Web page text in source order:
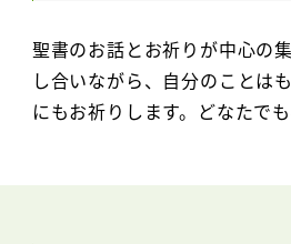
聖書のお話とお祈りが中心の
し合いながら、自分のことは
にもお祈りします。どなたでも